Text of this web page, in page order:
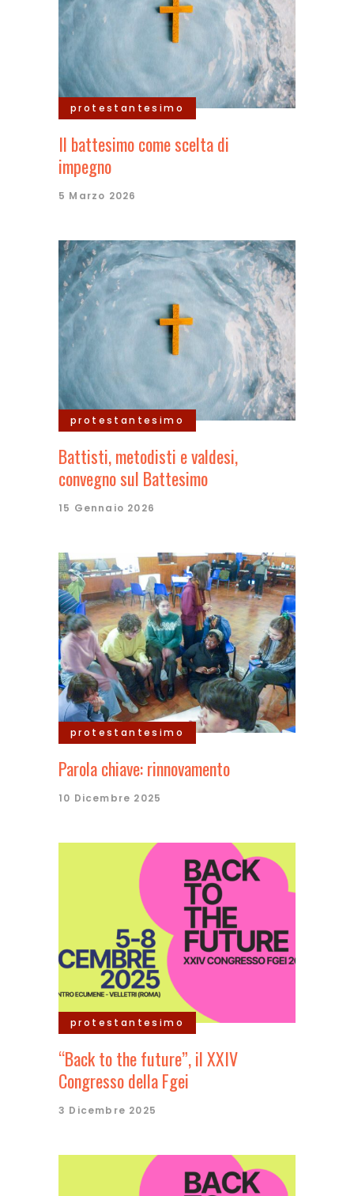
protestantesimo
Il battesimo come scelta di
impegno
5 Marzo 2026
protestantesimo
Battisti, metodisti e valdesi,
convegno sul Battesimo
15 Gennaio 2026
protestantesimo
Parola chiave: rinnovamento
10 Dicembre 2025
protestantesimo
“Back to the future”, il XXIV
Congresso della Fgei
3 Dicembre 2025